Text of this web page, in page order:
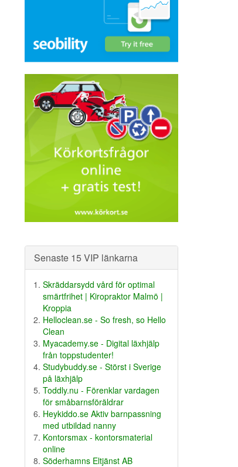
Senaste 15 VIP länkarna
Skräddarsydd vård för optimal
smärtfrihet | Kiropraktor Malmö |
Kroppia
Helloclean.se - So fresh, so Hello
Clean
Myacademy.se - Digital läxhjälp
från toppstudenter!
Studybuddy.se - Störst i Sverige
på läxhjälp
Toddly.nu - Förenklar vardagen
för småbarnsföräldrar
Heykiddo.se Aktiv barnpassning
med utbildad nanny
Kontorsmax - kontorsmaterial
online
Söderhamns Eltjänst AB